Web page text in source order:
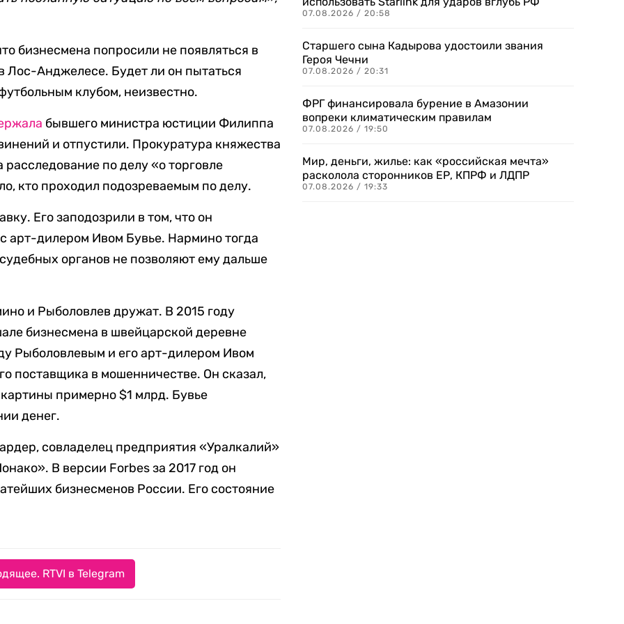
бизнесмена попросили не появляться в
Лос-Анджелесе. Будет ли он пытаться
клубом, неизвестно.
бывшего министра юстиции Филиппа
и отпустили. Прокуратура княжества
по делу «о торговле
кто проходил подозреваемым по делу.
Его заподозрили в том, что он
арт-дилером Ивом Бувье. Нармино тогда
органов не позволяют ему дальше
и Рыболовлев дружат. В 2015 году
бизнесмена в швейцарской деревне
Рыболовлевым и его арт-дилером Ивом
поставщика в мошенничестве. Он сказал,
примерно $1 млрд. Бувье
денег.
совладелец предприятия «Уралкалий»
В версии Forbes за 2017 год он
бизнесменов России. Его состояние
RTVI в Telegram
07.08.2026 / 20:58
Старшего сына Кадырова удостоили звания
Героя Чечни
07.08.2026 / 20:31
ФРГ финансировала бурение в Амазонии
вопреки климатическим правилам
07.08.2026 / 19:50
Мир, деньги, жилье: как «российская мечта»
расколола сторонников ЕР, КПРФ и ЛДПР
07.08.2026 / 19:33